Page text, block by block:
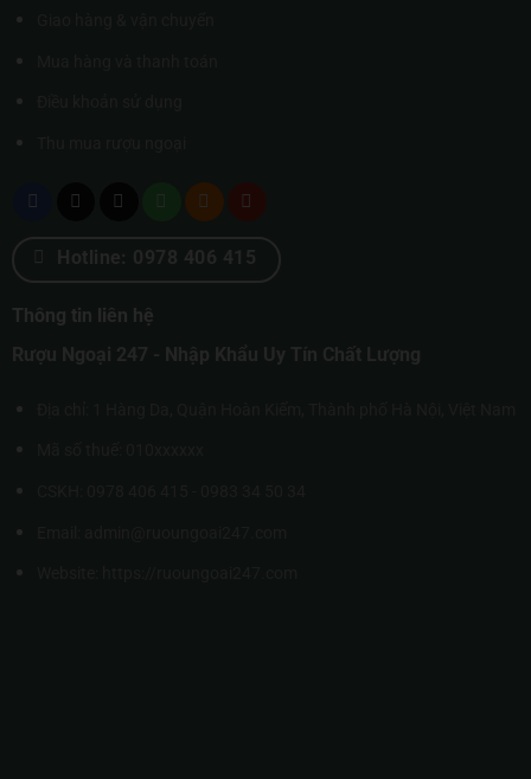
Hotline: 0978 406 415
Thông tin liên hệ
Rượu Ngoại 247 - Nhập Khẩu Uy Tín Chất Lượng